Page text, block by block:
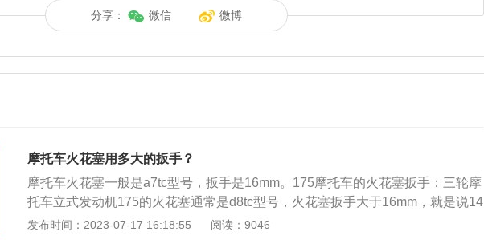
分享： 微信 微博
摩托车火花塞用多大的扳手？
摩托车火花塞一般是a7tc型号，扳手是16mm。175摩托车的火花塞扳手：三轮摩
托车立式发动机175的火花塞通常是d8tc型号，火花塞扳手大于16mm，就是说14
mm和16mm的火花塞扳手都小，在此用不上。常见的火花塞扳手：常见的火花塞
发布时间：2023-07-17 16:18:55 阅读：9046